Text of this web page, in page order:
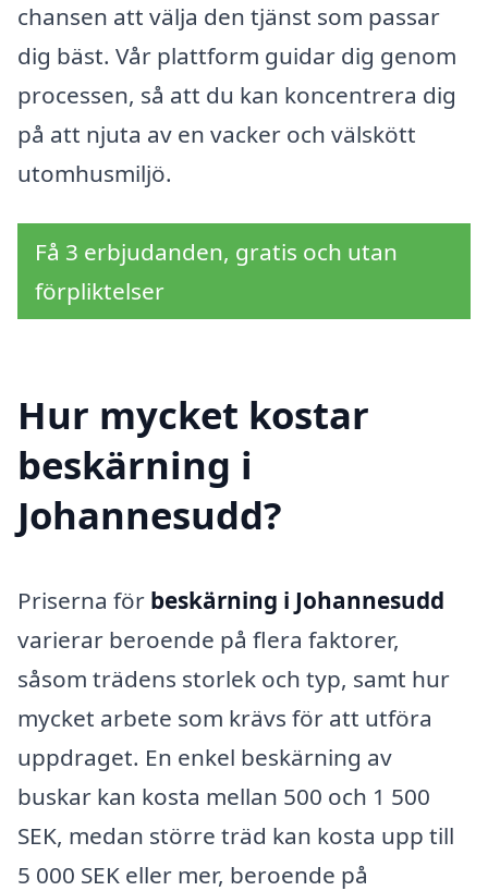
chansen att välja den tjänst som passar
dig bäst. Vår plattform guidar dig genom
processen, så att du kan koncentrera dig
på att njuta av en vacker och välskött
utomhusmiljö.
Få 3 erbjudanden, gratis och utan
förpliktelser
Hur mycket kostar
beskärning i
Johannesudd?
Priserna för beskärning i Johannesudd
varierar beroende på flera faktorer,
såsom trädens storlek och typ, samt hur
mycket arbete som krävs för att utföra
uppdraget. En enkel beskärning av
buskar kan kosta mellan 500 och 1 500
SEK, medan större träd kan kosta upp till
5 000 SEK eller mer, beroende på